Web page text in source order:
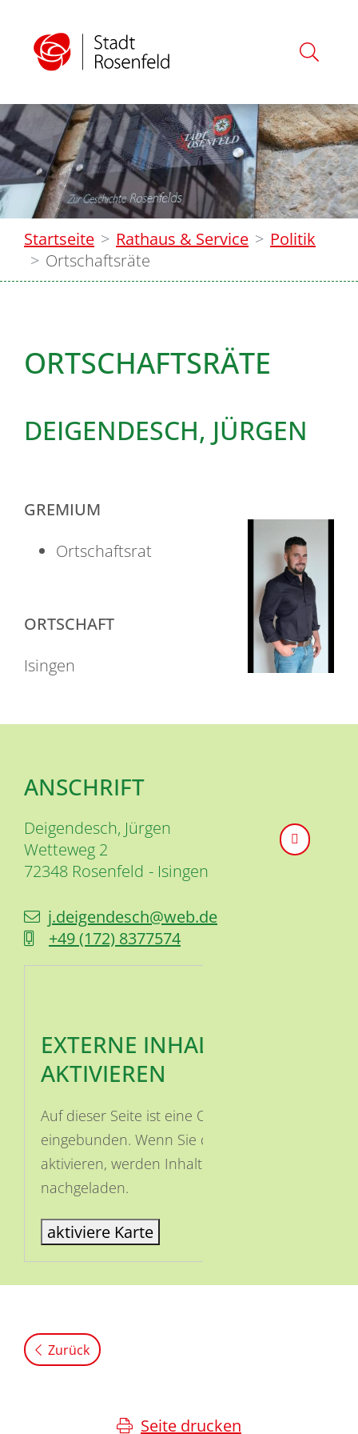
Startseite Rathaus & Service
Politik
Ortschaftsräte
ORTSCHAFTSRÄTE
DEIGENDESCH, JÜRGEN
GREMIUM
Ortschaftsrat
ORTSCHAFT
Isingen
ANSCHRIFT
Deigendesch, Jürgen
Isingen
Wetteweg 2
72348 Rosenfeld
j.deigendesch@web.de
+49 (172) 8377574
EXTERNE INHALTE
AKTIVIEREN
Auf dieser Seite ist eine OSM Karte
eingebunden. Wenn Sie die Karte
aktivieren, werden Inhalte von OSM
nachgeladen.
aktiviere Karte
Zurück
Seite drucken